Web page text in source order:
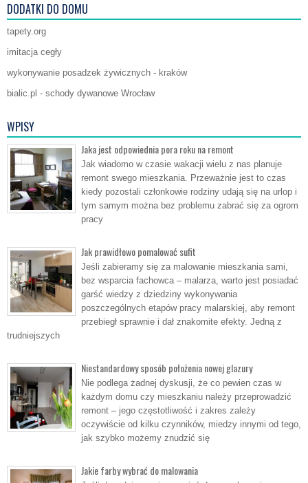
DODATKI DO DOMU
tapety.org
imitacja cegły
wykonywanie posadzek żywicznych - kraków
bialic.pl - schody dywanowe Wrocław
WPISY
Jaka jest odpowiednia pora roku na remont
Jak wiadomo w czasie wakacji wielu z nas planuje
remont swego mieszkania. Przeważnie jest to czas
kiedy pozostali członkowie rodziny udają się na urlop i
tym samym można bez problemu zabrać się za ogrom
pracy
Jak prawidłowo pomalować sufit
Jeśli zabieramy się za malowanie mieszkania sami,
bez wsparcia fachowca – malarza, warto jest posiadać
garść wiedzy z dziedziny wykonywania
poszczególnych etapów pracy malarskiej, aby remont
przebiegł sprawnie i dał znakomite efekty. Jedną z
trudniejszych
Niestandardowy sposób położenia nowej glazury
Nie podlega żadnej dyskusji, że co pewien czas w
każdym domu czy mieszkaniu należy przeprowadzić
remont – jego częstotliwość i zakres zależy
oczywiście od kilku czynników, miedzy innymi od tego,
jak szybko możemy znudzić się
Jakie farby wybrać do malowania